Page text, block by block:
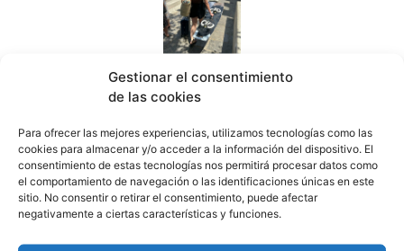
Gestionar el consentimiento
de las cookies
Para ofrecer las mejores experiencias, utilizamos tecnologías como las
cookies para almacenar y/o acceder a la información del dispositivo. El
consentimiento de estas tecnologías nos permitirá procesar datos como
el comportamiento de navegación o las identificaciones únicas en este
sitio. No consentir o retirar el consentimiento, puede afectar
negativamente a ciertas características y funciones.
La fumigación en el peor momento del verano obliga
al Ayuntamiento a intentar rectificar, tras las quejas
07/08/2026